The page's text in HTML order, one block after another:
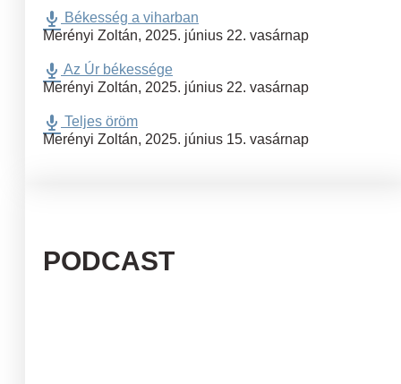
Békesség a viharban
Merényi Zoltán, 2025. június 22. vasárnap
Az Úr békessége
Merényi Zoltán, 2025. június 22. vasárnap
Teljes öröm
Merényi Zoltán, 2025. június 15. vasárnap
PODCAST